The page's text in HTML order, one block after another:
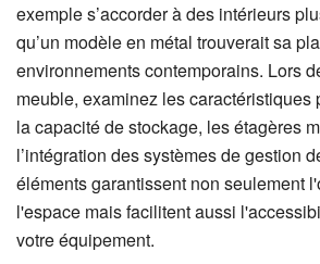
exemple s’accorder à des intérieurs
qu’un modèle en métal trouverait sa
environnements contemporains. Lors
meuble, examinez les caractéristiques
la capacité de stockage, les étagères
l’intégration des systèmes de gestion
éléments garantissent non seulement
l'espace mais facilitent aussi
votre équipement.